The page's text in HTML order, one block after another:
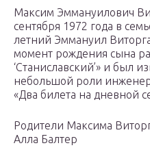
Максим Эммануилович
сентября 1972 года в
летний Эммануил
момент рождения сына
‘Станиславский’» и был
небольшой роли
«Два билета на дневной
Родители Максима
Алла Балтер